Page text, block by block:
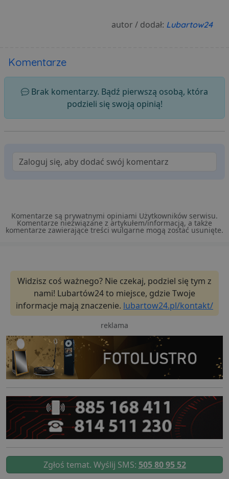
autor / dodał: Lubartow24
Komentarze
Brak komentarzy. Bądź pierwszą osobą, która
podzieli się swoją opinią!
Komentarze są prywatnymi opiniami Użytkowników serwisu.
Komentarze niezwiązane z artykułem/informacją, a także
komentarze zawierające treści wulgarne mogą zostać usunięte.
Widzisz coś ważnego? Nie czekaj, podziel się tym z
nami! Lubartów24 to miejsce, gdzie Twoje
informacje mają znaczenie. lubartow24.pl/kontakt/
reklama
Zgłoś temat. Wyślij SMS: 505 80 95 52